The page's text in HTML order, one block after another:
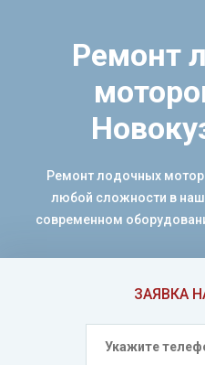
ЗАЯВКА
Ремонт
Ремонт лодочных
любой сложности в
современном